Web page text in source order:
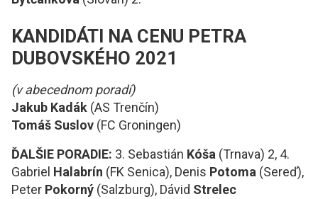
KANDIDÁTI NA CENU PETRA
DUBOVSKÉHO 2021
(v abecednom poradí)
Jakub Kadák (AS Trenčín)
Tomáš Suslov (FC Groningen)
ĎALŠIE PORADIE: 3. Sebastián Kóša (Trnava) 2, 4.
Gabriel Halabrín (FK Senica), Denis Potoma (Sereď),
Peter Pokorný (Salzburg), Dávid Strelec